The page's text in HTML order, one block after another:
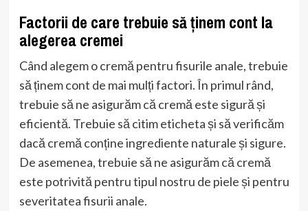
Factorii de care trebuie să ținem cont la
alegerea cremei
Când alegem o cremă pentru fisurile anale, trebuie
să ținem cont de mai mulți factori. În primul rând,
trebuie să ne asigurăm că cremă este sigură și
eficientă. Trebuie să citim eticheta și să verificăm
dacă cremă conține ingrediente naturale și sigure.
De asemenea, trebuie să ne asigurăm că cremă
este potrivită pentru tipul nostru de piele și pentru
severitatea fisurii anale.